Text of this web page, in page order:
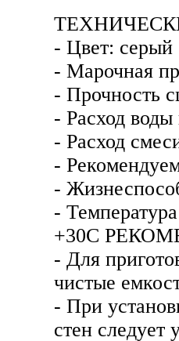
- Цвет: серый
- Марочная
- Прочность
- Расход
- Расход
-
-
-
+30С
- Для
чистые
- При
стен следует